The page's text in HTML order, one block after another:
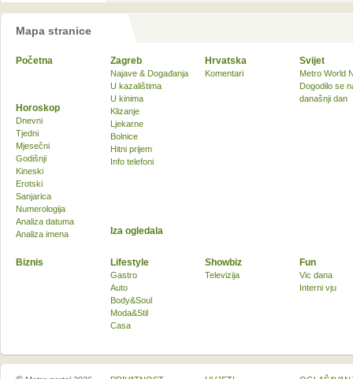
Mapa stranice
Početna Zagreb
Najave & Događanja
U kazalištima
U kinima
Klizanje
Ljekarne
Bolnice
Hitni prijem
Info telefoni
Hrvatska
Komentari
Svijet
Metro World
Dogodilo se
današnji dan
Biznis Lifestyle
Gastro
Auto
Body&Soul
Moda&Stil
Casa
Showbiz
Televizija
Fun
Vic dana
Interni vju
Horoskop
Dnevni
Tjedni
Mjesečni
Godišnji
Kineski
Erotski
Sanjarica
Numerologija
Analiza datuma
Analiza imena
Iza ogledala